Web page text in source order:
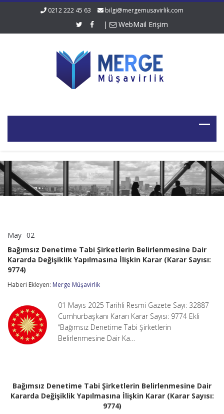
0212 222 45 63 bilgi@mergemusavirlik.com
| WebMail Erişim
May 02
Tabi
Şirketlerin
Kararda
Yapılmasına
İlişkin
Karar
(Karar
Sayısı:
Bağımsız Denetime Tabi Şirketlerin Belirlenmesine Dair
Kararda Değişiklik Yapılmasına İlişkin Karar (Karar Sayısı:
9774)
Haberi Ekleyen: Merge Müşavirlik
01 Mayıs 2025 Tarihli Resmi Gazete Sayı: 32887
Cumhurbaşkanı Kararı Karar Sayısı: 9774 Ekli
“Bağımsız Denetime Tabi Şirketlerin
Belirlenmesine Dair Ka…
Bağımsız Denetime Tabi Şirketlerin Belirlenmesine Dair
Kararda Değişiklik Yapılmasına İlişkin Karar (Karar Sayısı:
9774)